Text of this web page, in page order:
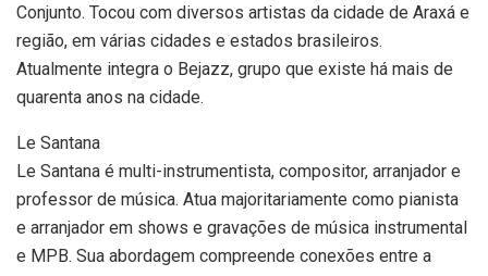
Conjunto. Tocou com diversos artistas da cidade de Araxá e
região, em várias cidades e estados brasileiros.
Atualmente integra o Bejazz, grupo que existe há mais de
quarenta anos na cidade.
Le Santana
Le Santana é multi-instrumentista, compositor, arranjador e
professor de música. Atua majoritariamente como pianista
e arranjador em shows e gravações de música instrumental
e MPB. Sua abordagem compreende conexões entre a